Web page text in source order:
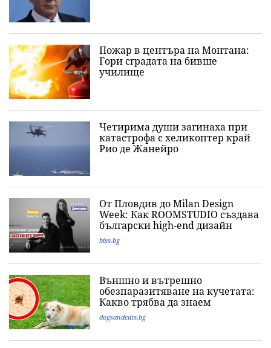
Пожар в центъра на Монтана:
Гори сградата на бивше
училище
Четирима души загинаха при
катастрофа с хеликоптер край
Рио де Жанейро
От Пловдив до Milan Design
Week: Как ROOMSTUDIO създава
български high-end дизайн
biss.bg
Външно и вътрешно
обезпаразитяване на кучетата:
Какво трябва да знаем
dogsandcats.bg